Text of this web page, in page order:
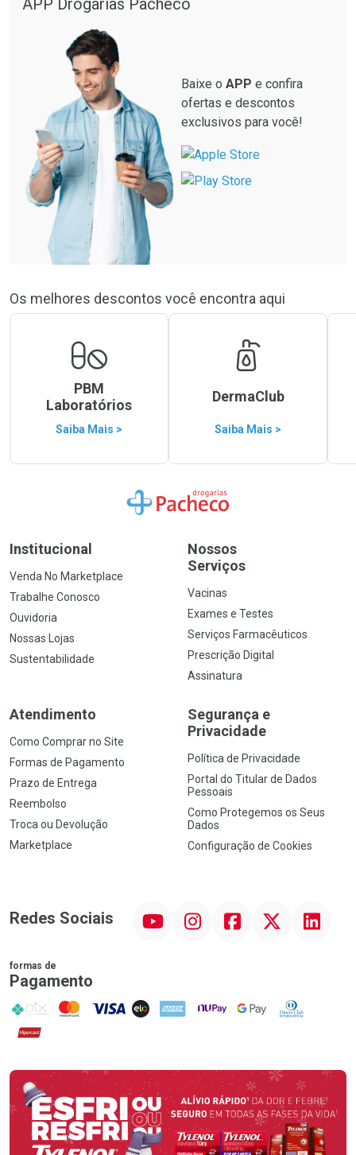
Comprar sem Desconto
Por R$ 62,99/cada
APP Drogarias Pacheco
Baixe o APP e confira
ofertas e descontos
exclusivos para você!
Os melhores descontos você encontra aqui
PBM
Laboratórios
Saiba Mais >
DermaClub
Saiba Mais >
Ir para a Home
Institucional
Venda No Marketplace
Trabalhe Conosco
Ouvidoria
Nossas Lojas
Sustentabilidade
Nossos
Serviços
Vacinas
Exames e Testes
Serviços Farmacêuticos
Prescrição Digital
Assinatura
Atendimento
Como Comprar no Site
Formas de Pagamento
Prazo de Entrega
Reembolso
Troca ou Devolução
Marketplace
Segurança e
Privacidade
Política de Privacidade
Portal do Titular de Dados
Pessoais
Como Protegemos os Seus
Dados
Configuração de Cookies
Redes Sociais InstagramFacebookTwitter Linkedin
formas de
Pagamento
PIX MasterCard
VISA ELO AMEX NuPay Google PayDiners Club
Hipercard
Promoção em Destaque